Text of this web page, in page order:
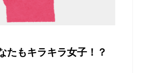
たもキラキラ女子！？